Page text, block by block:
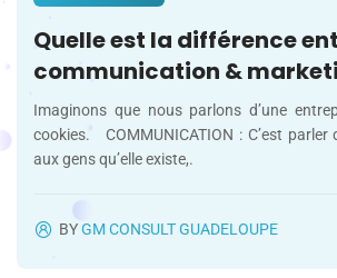
Quelle est la différence
communication &
Imaginons que nous parlons d’une
cookies. COMMUNICATION : C’est parler
aux gens qu’elle existe,.
BYGM CONSULT GUADELOUPE